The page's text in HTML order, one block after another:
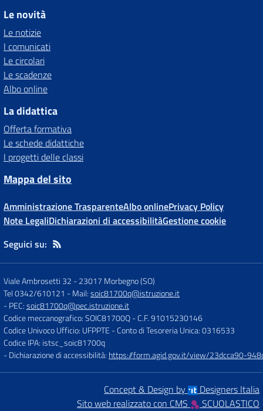
Le novità
Le notizie
I comunicati
Le circolari
Le scadenze
Albo online
La didattica
Offerta formativa
Le schede didattiche
I progetti delle classi
Mappa del sito
Amministrazione TrasparenteAlbo onlinePrivacy Policy
Note LegaliDichiarazioni di accessibilitàGestione cookie
Seguici su:
Viale Ambrosetti 32 -23017 Morbegno (SO)
Tel 0342/610121 - Mail:soic81700q@istruzione.it
- PEC:soic81700q@pec.istruzione.it
Codice meccanografico: SOIC81700Q- C.F. 91015230146
Codice Univoco Ufficio: UFPPTE - Conto di Tesoreria Unica: 0316533
Codice IPA: istsc_soic81700q
- Dichiarazione di accessibilità: https://form.agid.gov.it/view/23dcca90-
Concept & Design by
Designers Italia
Sito web realizzato con CMS
SCUOLASTICO